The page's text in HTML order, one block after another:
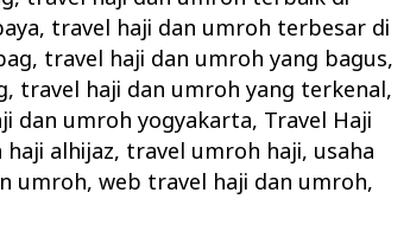
, travel haji dan umroh terbesar di
, travel haji dan umroh yang bagus,
, travel haji dan umroh yang terkenal,
dan umroh yogyakarta, Travel Haji
alhijaz, travel umroh haji, usaha
umroh,web travel haji dan umroh,